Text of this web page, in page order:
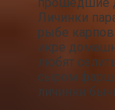
Личинки
рыбе
икре
любят
сыром
личинки